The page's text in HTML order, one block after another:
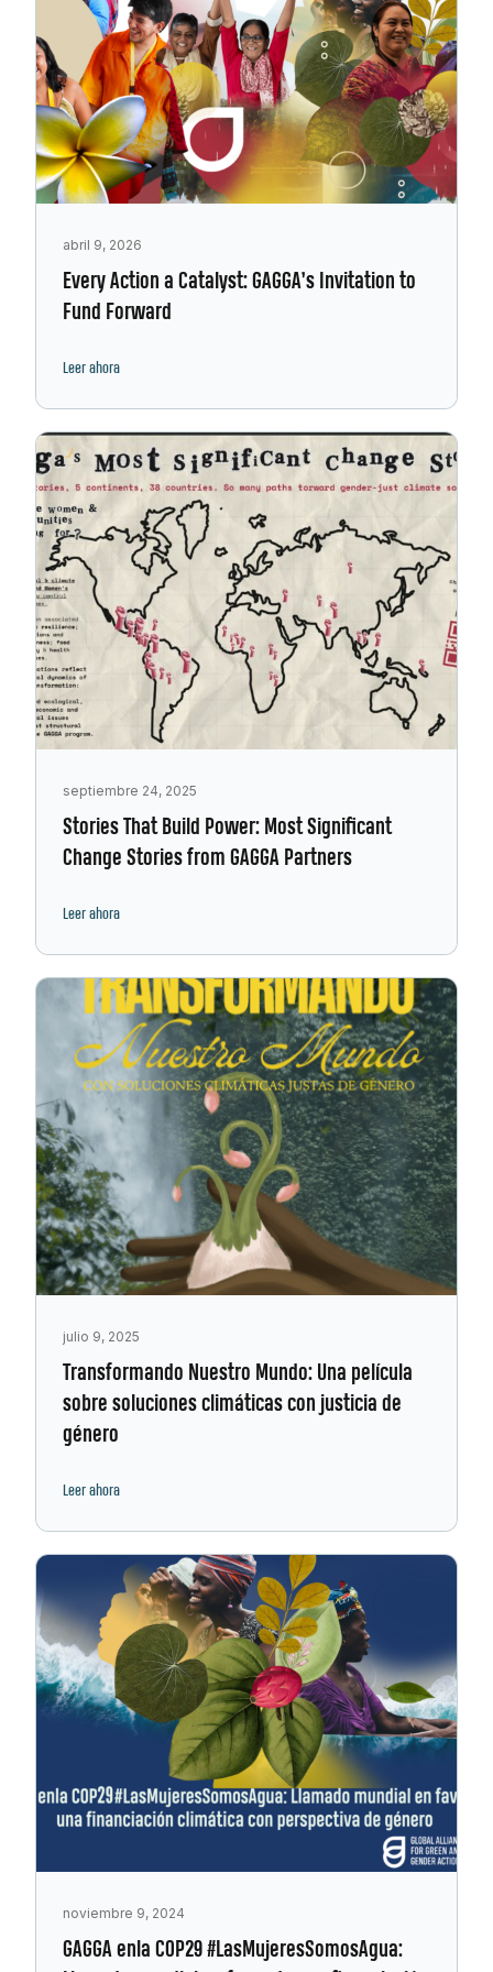
abril 9, 2026
Every Action a Catalyst: GAGGA’s Invitation to
Fund Forward
Leer ahora
septiembre 24, 2025
Stories That Build Power: Most Significant
Change Stories from GAGGA Partners
Leer ahora
julio 9, 2025
Transformando Nuestro Mundo: Una película
sobre soluciones climáticas con justicia de
género
Leer ahora
noviembre 9, 2024
GAGGA enla COP29 #LasMujeresSomosAgua: